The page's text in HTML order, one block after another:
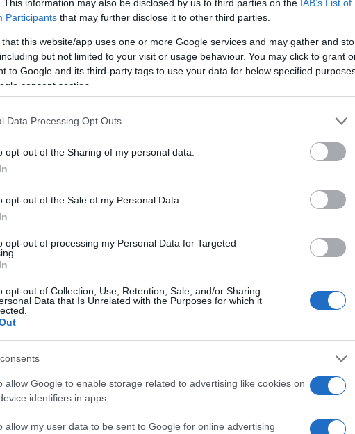
This information may also be disclosed by us to third parties on the IAB’s List of
Participants that may further disclose it to other third parties.
that this website/app uses one or more Google services and may gather and
but not limited to your visit or usage behaviour. You may click to grant
to Google and its third-party tags to use your data for below specified
consent section.
Data Processing Opt Outs
opt-out of the Sharing of my personal data.
opt-out of the Sale of my Personal Data.
opt-out of processing my Personal Data for Targeted
opt-out of Collection, Use, Retention, Sale, and/or Sharing
Data that Is Unrelated with the Purposes for which it
allow Google to enable storage related to advertising like cookies on
identifiers in apps.
allow my user data to be sent to Google for online advertising
λοιπόν, τα ανώτατα εκπαιδευτικά ιδρύματα που
εκείνα που βρίσκονται στην πρωτεύουσα;
γραμματέας ανώτατης εκπαίδευσης, κ. Ζώρας επισημαίνει
που βρίσκεται έχει τη δυνατότητα να αναπτύξει δικά του
έχουν ζήτηση στην αγορά και έτσι ως τέτοιες οντότητες
εξηγεί «μπορεί το Πανεπιστήμιο των Ιωαννίνων, για
πολύ καλύτερο από την Αθήνα
το πλαίσιο, διευκρινίζει πως «τα μεγάλα αστικά κέντρα
σε δυνατότητες και σε ευκαιρίες εργασίας, αλλά πρέπει να
της ακαδημαϊκής με την έννοια του κέντρου και της